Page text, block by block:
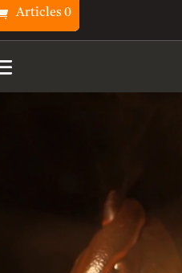
Articles 0